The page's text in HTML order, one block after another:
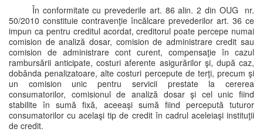
În conformitate cu prevederile art. 86 alin. 2 din OUG nr.
50/2010 constituie contravenţie încălcare prevederilor art. 36 ce
impun ca pentru creditul acordat, creditorul poate percepe numai
comision de analiză dosar, comision de administrare credit sau
comision de administrare cont curent, compensaţie în cazul
rambursării anticipate, costuri aferente asigurărilor şi, după caz,
dobânda penalizatoare, alte costuri percepute de terţi, precum şi
un comision unic pentru servicii prestate la cererea
consumatorilor, comisionul de analiză dosar şi cel unic fiind
stabilite în sumă fixă, aceeaşi sumă fiind percepută tuturor
consumatorilor cu acelaşi tip de credit în cadrul aceleiaşi instituţii
de credit.